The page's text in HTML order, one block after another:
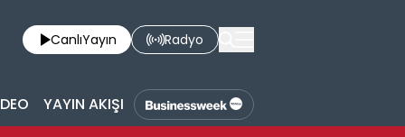
CanlıYayın Radyo
YAYIN AKIŞI